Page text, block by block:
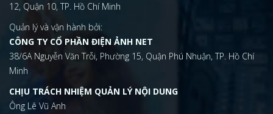
12, Quận 10, TP. Hồ Chí Minh
Quản lý và vận hành bởi:
CÔNG TY CỔ PHẦN ĐIỆN ẢNH NET
38/6A Nguyễn Văn Trỗi, Phường 15, Quận Phú Nhuận, TP. Hồ Chí
Minh
CHỊU TRÁCH NHIỆM QUẢN LÝ NỘI DUNG
Ông Lê Vũ Anh